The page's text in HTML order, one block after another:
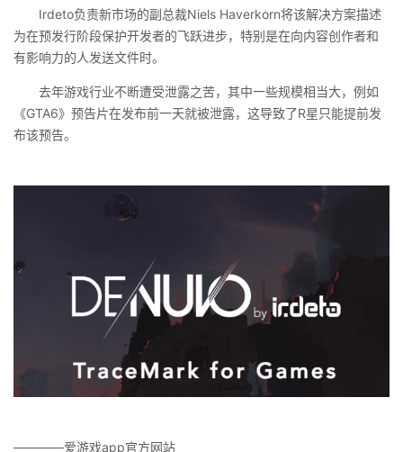
Irdeto负责新市场的副总裁Niels Haverkorn将该解决方案描述
为在预发行阶段保护开发者的飞跃进步，特别是在向内容创作者和
有影响力的人发送文件时。
去年游戏行业不断遭受泄露之苦，其中一些规模相当大，例如
《GTA6》预告片在发布前一天就被泄露，这导致了R星只能提前发
布该预告。
————爱游戏app官方网站